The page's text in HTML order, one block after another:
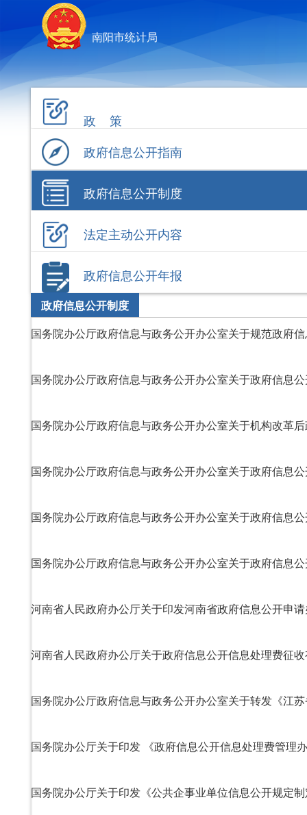
南阳市统计局
政 策
政府信息公开指南
政府信息公开制度
法定主动公开内容
政府信息公开年报
政府信息公开制度
国务院办公厅政府信息与政务公开办公室关于规范政府
国务院办公厅政府信息与政务公开办公室关于政府信息
河南省人民政府办公厅关于政府信息公开信息处理费征
国务院办公厅关于印发 《政府信息公开信息处理费管理
国务院办公厅关于印发《公共企事业单位信息公开规定